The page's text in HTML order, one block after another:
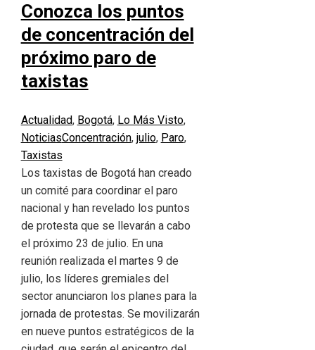
Conozca los puntos
de concentración del
próximo paro de
taxistas
Actualidad, Bogotá, Lo Más Visto,
NoticiasConcentración, julio, Paro,
Taxistas
Los taxistas de Bogotá han creado
un comité para coordinar el paro
nacional y han revelado los puntos
de protesta que se llevarán a cabo
el próximo 23 de julio. En una
reunión realizada el martes 9 de
julio, los líderes gremiales del
sector anunciaron los planes para la
jornada de protestas. Se movilizarán
en nueve puntos estratégicos de la